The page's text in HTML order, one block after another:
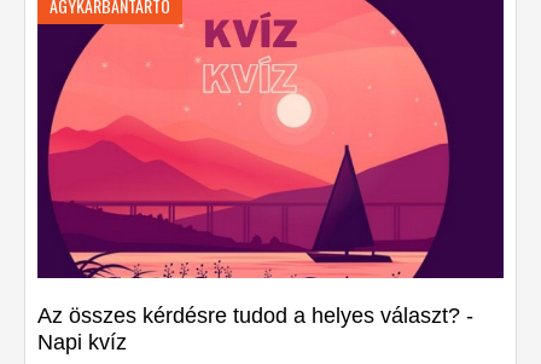
AGYKARBANTARTÓ
Az összes kérdésre tudod a helyes választ? -
Napi kvíz